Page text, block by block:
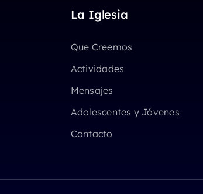
La Iglesia
Que Creemos
Actividades
Mensajes
Adolescentes y Jóvenes
Contacto